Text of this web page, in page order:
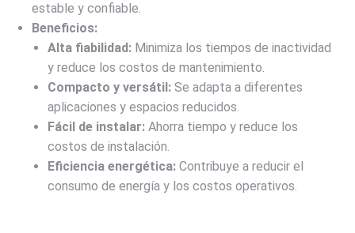
estable y confiable.
Beneficios:
Alta fiabilidad: Minimiza los tiempos de inactividad
y reduce los costos de mantenimiento.
Compacto y versátil: Se adapta a diferentes
aplicaciones y espacios reducidos.
Fácil de instalar: Ahorra tiempo y reduce los
costos de instalación.
Eficiencia energética: Contribuye a reducir el
consumo de energía y los costos operativos.